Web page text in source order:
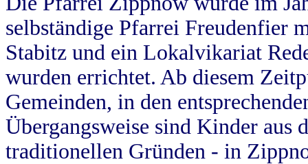
selbständige Pfarrei Freudenfier
Stabitz und ein Lokalvikariat
wurden errichtet. Ab diesem
Gemeinden, in den
Übergangsweise sind Kinder aus
traditionellen Gründen - in